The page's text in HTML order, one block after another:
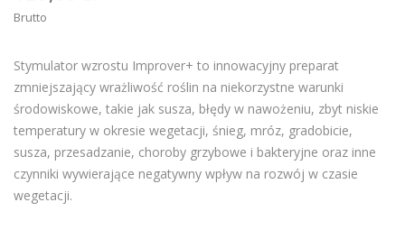
Brutto
Stymulator wzrostu Improver+ to innowacyjny preparat
zmniejszający wrażliwość roślin na niekorzystne warunki
środowiskowe, takie jak susza, błędy w nawożeniu, zbyt niskie
temperatury w okresie wegetacji, śnieg, mróz, gradobicie,
susza, przesadzanie, choroby grzybowe i bakteryjne oraz inne
czynniki wywierające negatywny wpływ na rozwój w czasie
wegetacji.